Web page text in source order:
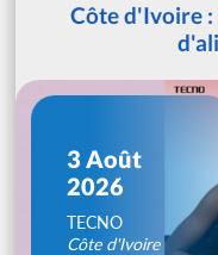
Côte d'Ivoire
3 Août
2026
TECNO
Côte d'Ivoire